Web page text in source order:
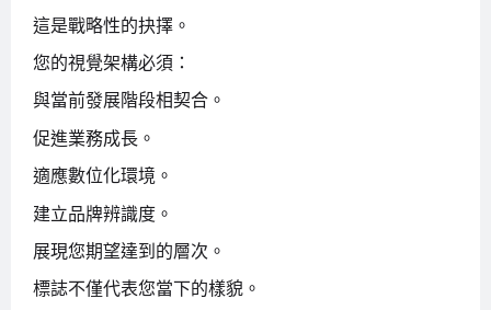
這是戰略性的抉擇。
您的視覺架構必須：
與當前發展階段相契合。
促進業務成長。
適應數位化環境。
建立品牌辨識度。
展現您期望達到的層次。
標誌不僅代表您當下的樣貌。